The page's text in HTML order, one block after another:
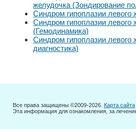
желудочка (Зондирование
Синдром гипоплазии левого
Синдром гипоплазии левого
(Гемодинамика)
Синдром гипоплазии левого
диагностика)
Все права защищены ©2009-2026. Карта сайта
Эта информация для ознакомления, за